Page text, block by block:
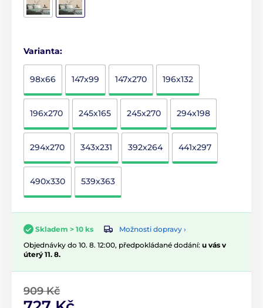
Varianta:
98x66 147x99 147x270 196x132
196x270 245x165 245x270 294x198
294x270 343x231 392x264 441x297
490x330 539x363
Skladem > 10 ks
Možnosti dopravy ›
Objednávky do 10. 8. 12:00, předpokládané dodání: u vás v
úterý 11. 8.
909 Kč